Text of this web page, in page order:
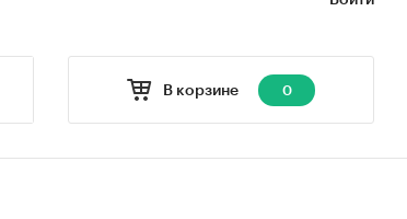
В корзине 0